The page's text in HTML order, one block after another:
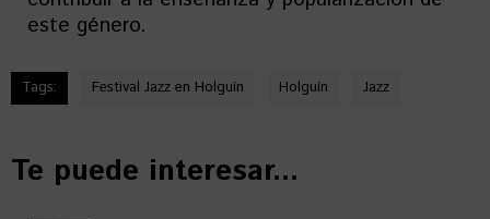
este género.
Tags: Festival Jazz en Holguín Holguín Jazz
Te puede interesar...